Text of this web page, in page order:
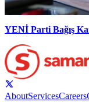
YENİ Parti Bağış
AboutServicesCareers